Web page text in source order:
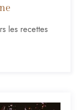
les recettes